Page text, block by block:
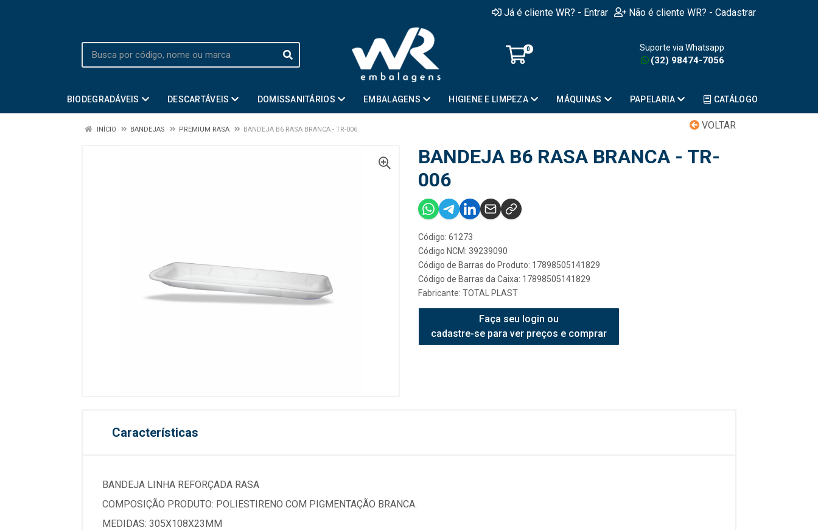
Já é cliente WR? - Entrar Não é cliente WR? - Cadastrar
0 Suporte via Whatsapp
(32) 98474-7056
BIODEGRADÁVEIS DESCARTÁVEIS DOMISSANITÁRIOS EMBALAGENS HIGIENE E LIMPEZA MÁQUINAS PAPELARIA CATÁLOGO
VOLTAR
INÍCIO BANDEJAS PREMIUM RASA BANDEJA B6 RASA BRANCA - TR-006
BANDEJA B6 RASA BRANCA - TR-
006
Código: 61273
Código NCM: 39239090
Código de Barras do Produto: 17898505141829
Código de Barras da Caixa: 17898505141829
Fabricante: TOTAL PLAST
Faça seu login ou
cadastre-se para ver preços e comprar
Características
BANDEJA LINHA REFORÇADA RASA
COMPOSIÇÃO PRODUTO: POLIESTIRENO COM PIGMENTAÇÃO BRANCA.
MEDIDAS: 305X108X23MM